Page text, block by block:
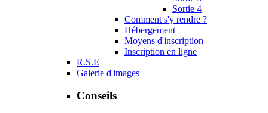
Sortie 4
Comment s'y rendre ?
Hébergement
Moyens d'inscription
Inscription en ligne
R.S.E
Galerie d'images
Conseils